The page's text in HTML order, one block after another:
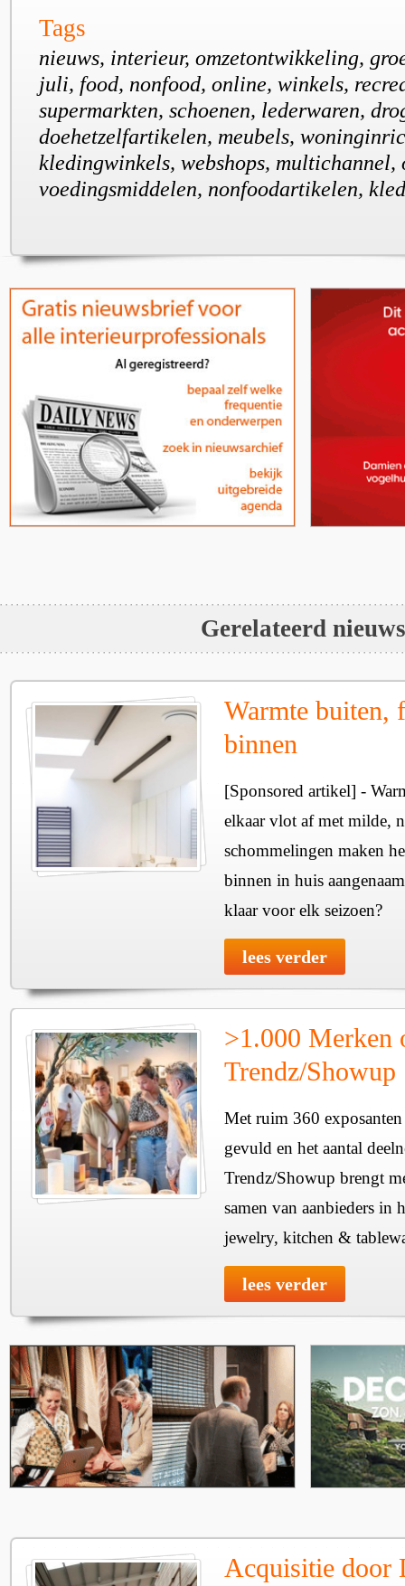
Tags
nieuws, interieur, omzetontwikkeling,
juli, food, nonfood, online, winkels,
supermarkten, schoenen, lederwaren,
doehetzelfartikelen, meubels,
kledingwinkels, webshops, multichannel,
voedingsmiddelen, nonfoodartikelen,
Gerelateerd nieuws
Warmte buiten,
binnen
[Sponsored artikel] -
elkaar vlot af met milde,
schommelingen maken
binnen in huis
klaar voor elk seizoen?
lees verder
>1.000 Merken
Trendz/Showup
Met ruim 360
gevuld en het aantal
Trendz/Showup brengt
samen van aanbieders in
jewelry, kitchen &
lees verder
Acquisitie door